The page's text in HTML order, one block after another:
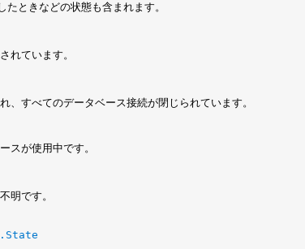
たときなどの状態も含まれます。
れています。
、すべてのデータベース接続が閉じられています。
スが使用中です。
明です。